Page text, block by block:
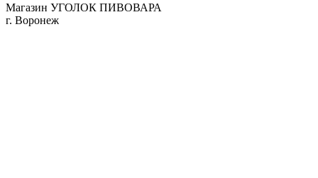
Магазин УГОЛОК ПИВОВАРА
г. Воронеж